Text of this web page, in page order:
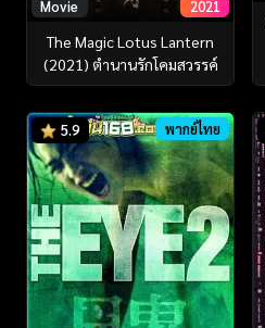
Movie 2021
The Magic Lotus Lantern
(2021) ตำนานรักโคมสวรรค์
5.9 พากย์ไทย